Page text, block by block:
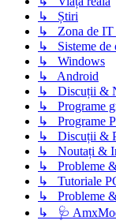
↳ Știri
↳ Zona de IT
↳ Sisteme de
↳ Windows
↳ Android
↳ Discuții &
↳ Programe
↳ Programe
↳ Discuții &
↳ Noutați &
↳ Probleme
↳ Tutoriale
↳ Probleme &
↳ 🩺